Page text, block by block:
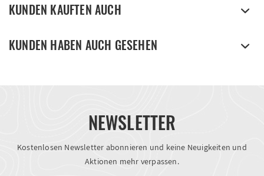
KUNDEN KAUFTEN AUCH
KUNDEN HABEN AUCH GESEHEN
NEWSLETTER
Kostenlosen Newsletter abonnieren und keine Neuigkeiten und
Aktionen mehr verpassen.